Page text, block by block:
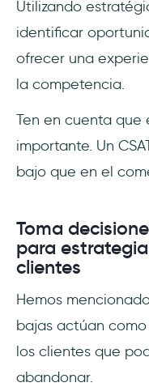
Utilizando
identificar
ofrecer una
la competencia.
Ten en cuenta
importante. Un
bajo que en el
Toma
para
clientes
Hemos
bajas actúan
los clientes que
abandonar.